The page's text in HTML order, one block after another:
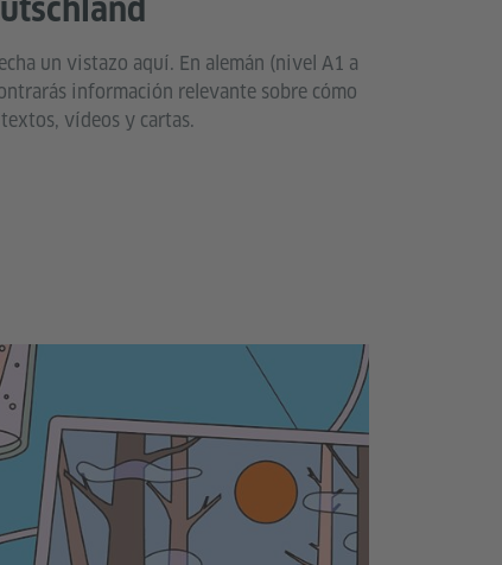
un vistazo aquí. En alemán (nivel A1 a
información relevante sobre cómo
vídeos y cartas.